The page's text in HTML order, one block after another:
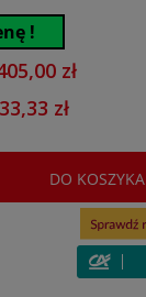
!
zł
zł
DO KOSZYKA